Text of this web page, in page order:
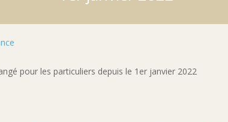
pour les particuliers depuis le 1er janvier 2022